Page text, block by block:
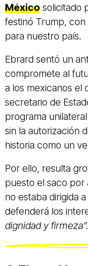
México solicitado
festinó Trump, con
para nuestro país.
Ebrard sentó un
compromete al
a los mexicanos el
secretario de
programa
sin la autorización
historia como un
Por ello, resulta
puesto el saco por
no estaba dirigida
defenderá los
dignidad y firmeza”.